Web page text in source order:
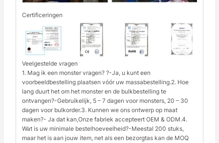
Certificeringen
Veelgestelde vragen
1. Mag ik een monster vragen? ?-Ja, u kunt een
voorbeeldbestelling plaatsen vóór uw massabestelling.2. Hoe
lang duurt het om het monster en de bulkbestelling te
ontvangen?-Gebruikelijk, 5 – 7 dagen voor monsters, 20 – 30
dagen voor bulkorder.3. Kunnen we ons ontwerp op maat
maken?- Ja dat kan,Onze fabriek accepteert OEM & ODM.4.
Wat is uw minimale bestelhoeveelheid?-Meestal 200 stuks,
maar het is aan jouw item, net als een bezorgtas kan de MOQ